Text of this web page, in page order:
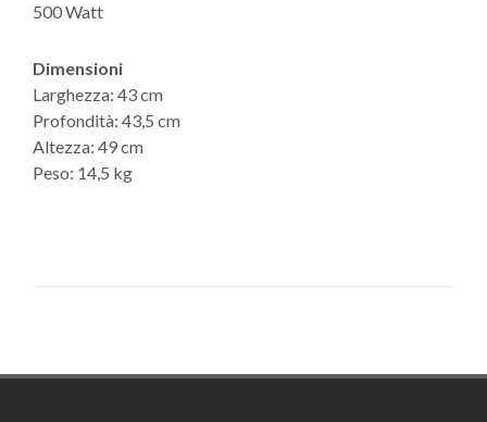
500 Watt
Dimensioni
Larghezza: 43 cm
Profondità: 43,5 cm
Altezza: 49 cm
Peso: 14,5 kg